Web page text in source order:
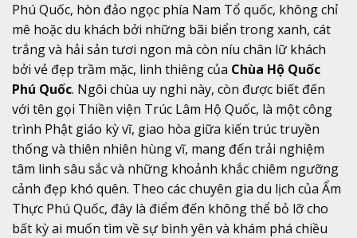
Phú Quốc, hòn đảo ngọc phía Nam Tổ quốc, không chỉ
mê hoặc du khách bởi những bãi biển trong xanh, cát
trắng và hải sản tươi ngon mà còn níu chân lữ khách
bởi vẻ đẹp trầm mặc, linh thiêng của Chùa Hộ Quốc
Phú Quốc. Ngôi chùa uy nghi này, còn được biết đến
với tên gọi Thiền viện Trúc Lâm Hộ Quốc, là một công
trình Phật giáo kỳ vĩ, giao hòa giữa kiến trúc truyền
thống và thiên nhiên hùng vĩ, mang đến trải nghiệm
tâm linh sâu sắc và những khoảnh khắc chiêm ngưỡng
cảnh đẹp khó quên. Theo các chuyên gia du lịch của Ẩm
Thực Phú Quốc, đây là điểm đến không thể bỏ lỡ cho
bất kỳ ai muốn tìm về sự bình yên và khám phá chiều